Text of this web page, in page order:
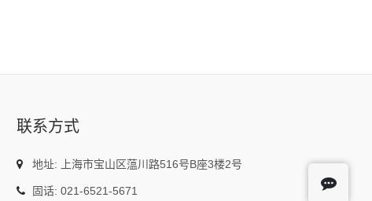
联系方式
地址: 上海市宝山区蕰川路516号B座3楼2号
固话: 021-6521-5671